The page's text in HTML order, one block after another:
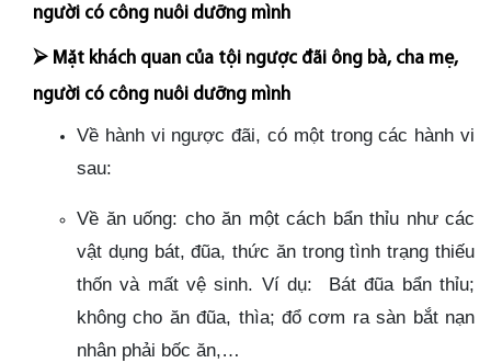
người có công nuôi dưỡng mình
⮚ Mặt khách quan của tội ngược đãi ông bà, cha mẹ,
người có công nuôi dưỡng mình
Về hành vi ngược đãi, có một trong các hành vi
sau:
Về ăn uống: cho ăn một cách bẩn thỉu như các
vật dụng bát, đũa, thức ăn trong tình trạng thiếu
thốn và mất vệ sinh. Ví dụ: Bát đũa bẩn thỉu;
không cho ăn đũa, thìa; đổ cơm ra sàn bắt nạn
nhân phải bốc ăn,…